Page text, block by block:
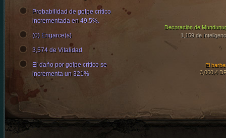
Decoración de
1,159 de
El
3,060.4
Probabilidad de golpe crítico
incrementada en 49.5%.
(0) Engarce(s)
3,574 de Vitalidad
El daño por golpe crítico se
incrementa un 321%